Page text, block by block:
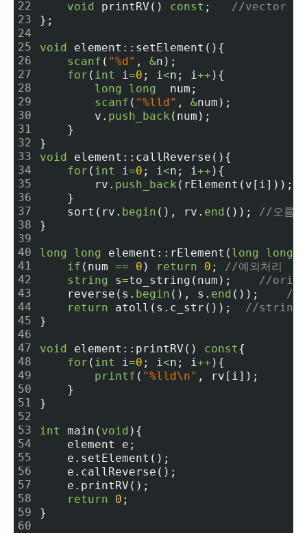
22
23
24
25
26
27
28
29
30
31
32
33
34
35
36
37
38
39
40
41
42
43
44
45
46
47
48
49
50
51
52
53
54
55
56
57
58
59
60
void
printRV() const ; //vector rv
};
void
element::setElement(){
scanf ( "%d" , &n);
for ( int i=0 ; i<n; i++ ){
long
long
num;
scanf ( "%lld" , &num);
v. push_back (num);
}
}
void
element::callReverse(){
for ( int i=0 ; i<n; i++ ){
rv. push_back
}
sort(rv. begin (), rv. end ()); //오름차
}
long long element::rElement( long long
if (num == 0 ) return 0 ; //예외처리
string
s=to_string(num); //
reverse(s. begin (), s. end ()); //
return atoll(s.c_str()); //string -
}
void element::printRV() const{
for ( int i=0 ; i<n; i++ ){
printf ( "%lld\n" , rv[i]);
}
}
int main( void ){
element e;
e.setElement();
e.callReverse();
e.printRV();
return
0 ;
}